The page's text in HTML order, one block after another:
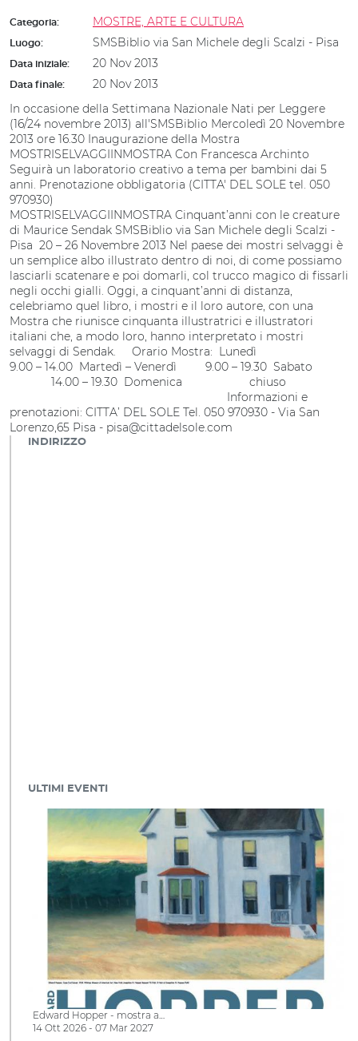
Categoria: MOSTRE, ARTE E CULTURA
Luogo: SMSBiblio via San Michele degli Scalzi - Pisa
Data iniziale: 20 Nov 2013
Data finale:
20 Nov 2013
In occasione della Settimana Nazionale Nati per Leggere
(16/24 novembre 2013) all'SMSBiblio Mercoledì 20 Novembre
2013 ore 16.30 Inaugurazione della Mostra
MOSTRISELVAGGIINMOSTRA Con Francesca Archinto
Seguirà un laboratorio creativo a tema per bambini dai 5
anni. Prenotazione obbligatoria (CITTA' DEL SOLE tel. 050
970930)
MOSTRISELVAGGIINMOSTRA Cinquant’anni con le creature
di Maurice Sendak SMSBiblio via San Michele degli Scalzi -
Pisa 20 – 26 Novembre 2013 Nel paese dei mostri selvaggi è
un semplice albo illustrato dentro di noi, di come possiamo
lasciarli scatenare e poi domarli, col trucco magico di fissarli
negli occhi gialli. Oggi, a cinquant’anni di distanza,
celebriamo quel libro, i mostri e il loro autore, con una
Mostra che riunisce cinquanta illustratrici e illustratori
italiani che, a modo loro, hanno interpretato i mostri
selvaggi di Sendak. Orario Mostra: Lunedì
9.00 – 14.00 Martedì – Venerdì 9.00 – 19.30 Sabato
14.00 – 19.30 Domenica chiuso
Informazioni e
prenotazioni: CITTA’ DEL SOLE Tel. 050 970930 - Via San
Lorenzo,65 Pisa - pisa@cittadelsole.com
INDIRIZZO
ULTIMI EVENTI
Edward Hopper - mostra a…
14 Ott 2026 - 07 Mar 2027